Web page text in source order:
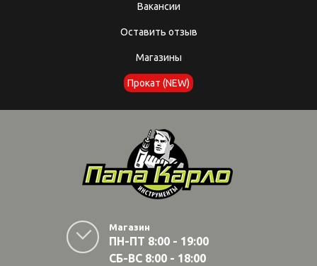
Вакансии
Оставить отзыв
Магазины
Прокат (NEW)
Магазин
ПН-ПТ 8:00 - 19:00
СБ-ВС 8:00 - 18:00